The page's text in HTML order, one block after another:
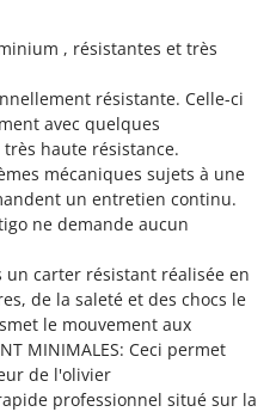
, résistantes et très
résistante. Celle-ci
avec quelques
haute résistance.
mécaniques sujets à une
un entretien continu.
ne demande aucun
carter résistant réalisée en
de la saleté et des chocs le
le mouvement aux
MINIMALES: Ceci permet
de l'olivier
professionnel situé sur la